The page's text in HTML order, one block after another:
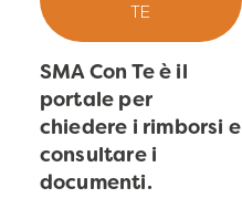
TE
SMA Con Te è il
portale per
chiedere i rimborsi e
consultare i
documenti.